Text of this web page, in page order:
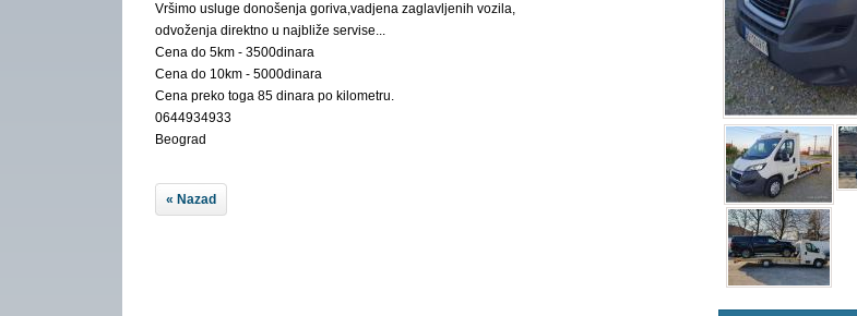
Vršimo usluge donošenja goriva,vadjena zaglavljenih vozila,
odvoženja direktno u najbliže servise...
Cena do 5km - 3500dinara
Cena do 10km - 5000dinara
Cena preko toga 85 dinara po kilometru.
0644934933
Beograd
« Nazad